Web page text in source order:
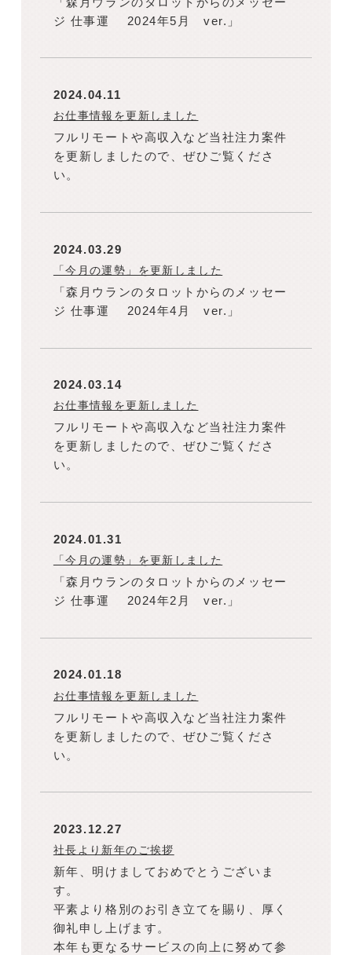
ジ 仕事運 2024年5月 ver.」
2024.04.11
お仕事情報を更新しました
フルリモートや高収入など当社注力案件
を更新しましたので、ぜひご覧くださ
い。
2024.03.29
「今月の運勢」を更新しました
「森月ウランのタロットからのメッセー
ジ 仕事運 2024年4月 ver.」
2024.03.14
お仕事情報を更新しました
フルリモートや高収入など当社注力案件
を更新しましたので、ぜひご覧くださ
い。
2024.01.31
「今月の運勢」を更新しました
「森月ウランのタロットからのメッセー
ジ 仕事運 2024年2月 ver.」
2024.01.18
お仕事情報を更新しました
フルリモートや高収入など当社注力案件
を更新しましたので、ぜひご覧くださ
い。
2023.12.27
社長より新年のご挨拶
新年、明けましておめでとうございま
す。
平素より格別のお引き立てを賜り、厚く
御礼申し上げます。
本年も更なるサービスの向上に努めて参